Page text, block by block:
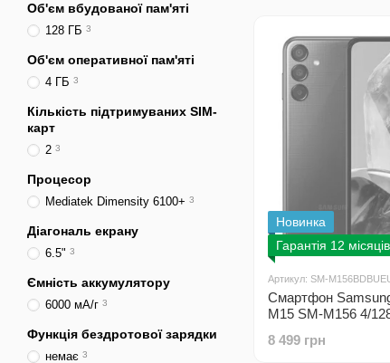
Новинка
Гарантія 12
Артикул: SM-
Смартфон
M15 SM-M156 4/
M156BDBUEUC)
8 499 грн
Об'єм вбудованої пам'яті
128 ГБ 3
Об'єм оперативної пам'яті
4 ГБ 3
Кількість підтримуваних SIM-
карт
2 3
Процесор
Mediatek Dimensity 6100+ 3
Діагональ екрану
6.5" 3
Ємність аккумулятору
6000 мА/г 3
Функція бездротової зарядки
немає 3